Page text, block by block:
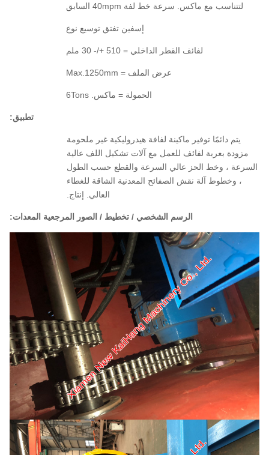
لتتناسب مع ماكس. سرعة خط لفة 40mpm السابق
إسفين تفتق توسيع نوع
لفائف القطر الداخلي = 510 +/- 30 ملم
عرض الملف = Max.1250mm
الحمولة = ماكس. 6Tons
تطبيق:
يتم دائمًا توفير ماكينة لفافة هيدروليكية غير ملحومة
مزودة بعربة لفائف للعمل مع آلات تشكيل اللف عالية
السرعة ، وخط الحز عالي السرعة والقطع حسب الطول
، وخطوط آلة نقش الصفائح المعدنية الشاقة للغطاء
العالي. إنتاج.
الرسم الشخصي / تخطيط / الصور المرجعية المعدات: